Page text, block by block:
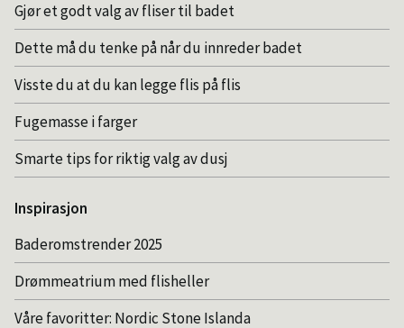
Gjør et godt valg av fliser til badet
Dette må du tenke på når du innreder badet
Visste du at du kan legge flis på flis
Fugemasse i farger
Smarte tips for riktig valg av dusj
Inspirasjon
Baderomstrender 2025
Drømmeatrium med flisheller
Våre favoritter: Nordic Stone Islanda